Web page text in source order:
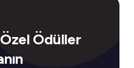
Ödüller